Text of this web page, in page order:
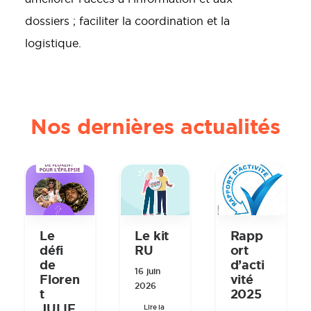
dossiers ; faciliter la coordination et la
logistique.
Nos dernières actualités
Le
défi
de
Floren
t
Le kit
RU
16 juin
2026
Lire la
Rapp
ort
d’acti
vité
2025